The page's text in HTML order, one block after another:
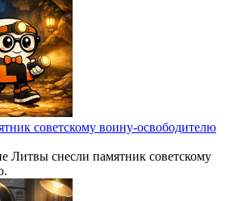
советскому воину-освободителю
Литвы снесли памятник советскому